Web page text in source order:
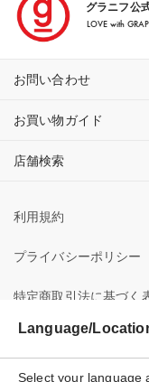
グラニフ公
LOVE with
お問い合わせ
お買い物ガイド
店舗検索
利用規約
プライバシーポリシー
特定商取引法に基づく
会社概要
Language/
Select your language